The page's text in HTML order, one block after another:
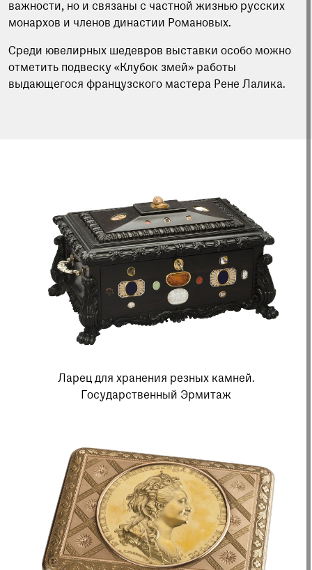
важности, но и связаны с частной жизнью русских
монархов и членов династии Романовых.
Среди ювелирных шедевров выставки особо можно
отметить подвеску «Клубок змей» работы
выдающегося французского мастера Рене Лалика.
Ларец для хранения резных камней.
Государственный Эрмитаж